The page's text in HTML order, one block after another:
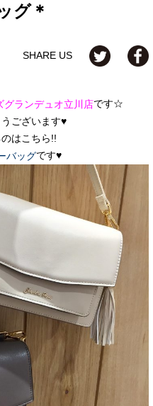
グ＊
SHARE US
グランデュオ立川店です☆
ございます♥
はこちら!!
バッグです♥